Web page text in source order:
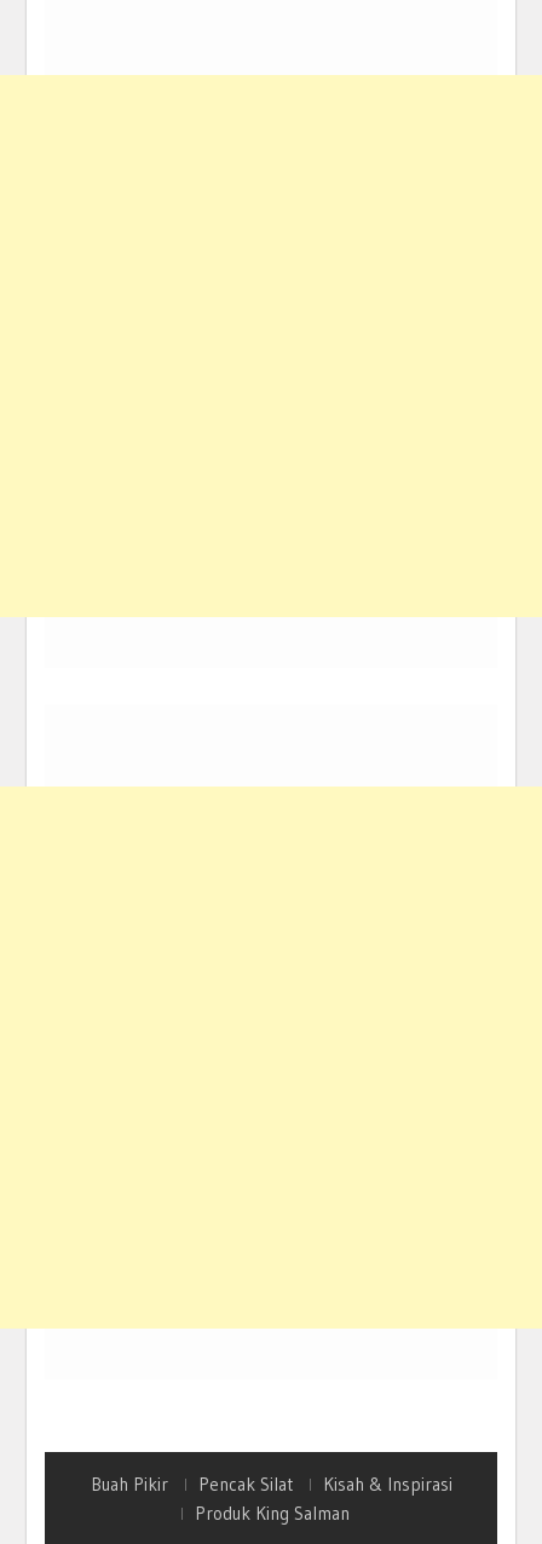
Buah Pikir Pencak Silat
Kisah & Inspirasi
Produk King Salman